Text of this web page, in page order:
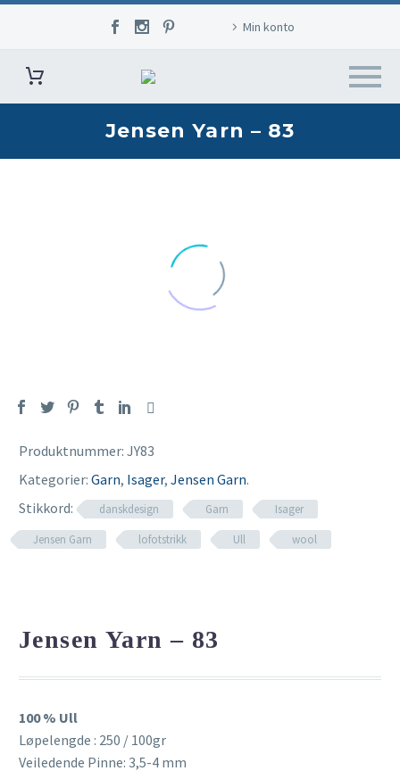
Min konto
Jensen Yarn – 83
Produktnummer: JY83
Kategorier: Garn, Isager, Jensen Garn.
Stikkord:
danskdesign Garn
Isager
Jensen Garn
lofotstrikk Ull wool
Jensen Yarn – 83
100 % Ull
Løpelengde : 250 / 100gr
Veiledende Pinne: 3,5-4 mm